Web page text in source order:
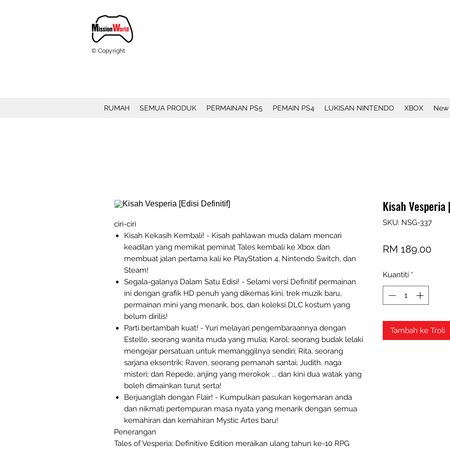
© Copyright
RUMAH SEMUA PRODUK PERMAINAN PS5 PEMAIN PS4 LUKISAN NINTENDO XBOX New
ciri-ciri
Kisah Kekasih Kembali! - Kisah pahlawan muda dalam mencari
keadilan yang memikat peminat Tales kembali ke Xbox dan
membuat jalan pertama kali ke PlayStation 4, Nintendo Switch, dan
Steam!
Segala-galanya Dalam Satu Edisi! - Selami versi Definitif permainan
ini dengan grafik HD penuh yang dikemas kini, trek muzik baru,
permainan mini yang menarik, bos, dan koleksi DLC kostum yang
belum dirilis!
Parti bertambah kuat! - Yuri melayari pengembaraannya dengan
Estelle, seorang wanita muda yang mulia; Karol; seorang budak lelaki
mengejar persatuan untuk memanggilnya sendiri; Rita, seorang
sarjana eksentrik; Raven, seorang pemanah santai; Judith, naga
misteri; dan Repede, anjing yang merokok ... dan kini dua watak yang
boleh dimainkan turut serta!
Berjuanglah dengan Flair! - Kumpulkan pasukan kegemaran anda
dan nikmati pertempuran masa nyata yang menarik dengan semua
kemahiran dan kemahiran Mystic Artes baru!
Penerangan
Tales of Vesperia: Definitive Edition meraikan ulang tahun ke-10 RPG
Kisah
SKU: NSG-337
RM 189.00
Kuantiti *
Tambah ke Troli